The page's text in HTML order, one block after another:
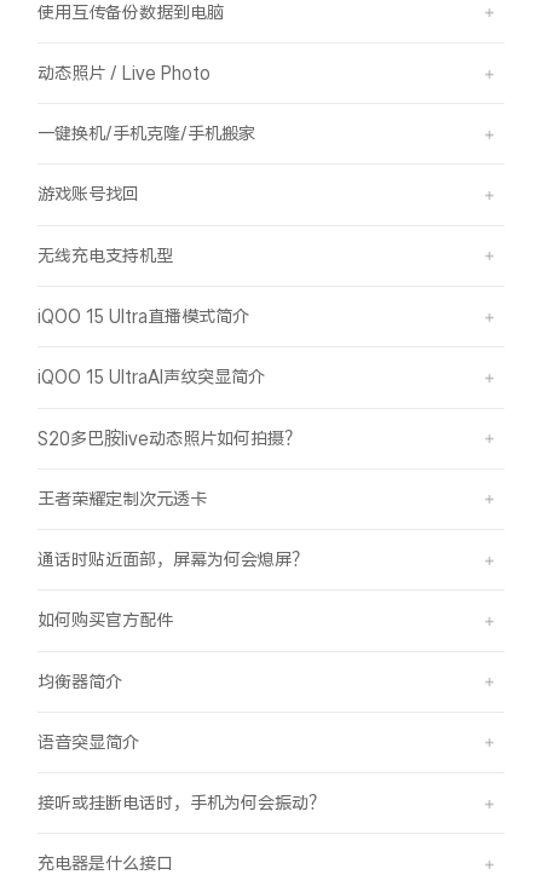
使用互传备份数据到电脑
动态照片 / Live Photo
一键换机/手机克隆/手机搬家
游戏账号找回
无线充电支持机型
iQOO 15 Ultra直播模式简介
iQOO 15 UltraAI声纹突显简介
S20多巴胺live动态照片如何拍摄？
王者荣耀定制次元透卡
通话时贴近面部，屏幕为何会熄屏？
如何购买官方配件
均衡器简介
语音突显简介
接听或挂断电话时，手机为何会振动？
充电器是什么接口